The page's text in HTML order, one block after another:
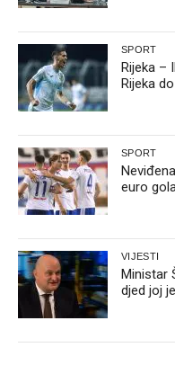
SPORT
Rijeka –
Rijeka
SPORT
euro
VIJESTI
Ministar
djed joj